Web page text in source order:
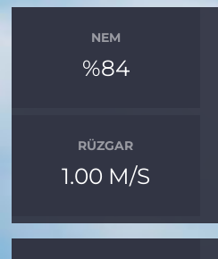
NEM
%84
RÜZGAR
1.00 M/S